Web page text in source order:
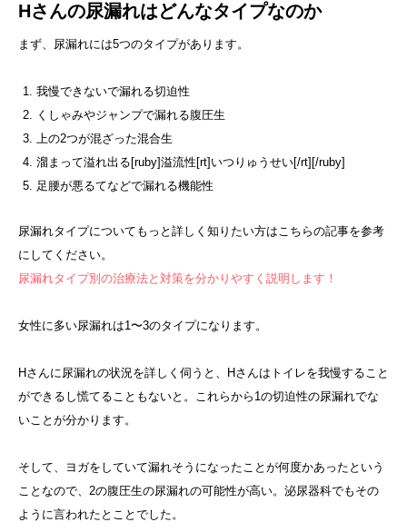
Hさんの尿漏れはどんなタイプなのか
まず、尿漏れには5つのタイプがあります。
我慢できないで漏れる切迫性
くしゃみやジャンプで漏れる腹圧生
上の2つが混ざった混合生
溜まって溢れ出る[ruby]溢流性[rt]いつりゅうせい[/rt][/ruby]
足腰が悪るてなどで漏れる機能性
尿漏れタイプについてもっと詳しく知りたい方はこちらの記事を参考
にしてください。
尿漏れタイプ別の治療法と対策を分かりやすく説明します！
女性に多い尿漏れは1〜3のタイプになります。
Hさんに尿漏れの状況を詳しく伺うと、Hさんはトイレを我慢すること
ができるし慌てることもないと。これらから1の切迫性の尿漏れでな
いことが分かります。
そして、ヨガをしていて漏れそうになったことが何度かあったという
ことなので、2の腹圧生の尿漏れの可能性が高い。泌尿器科でもその
ように言われたとことでした。